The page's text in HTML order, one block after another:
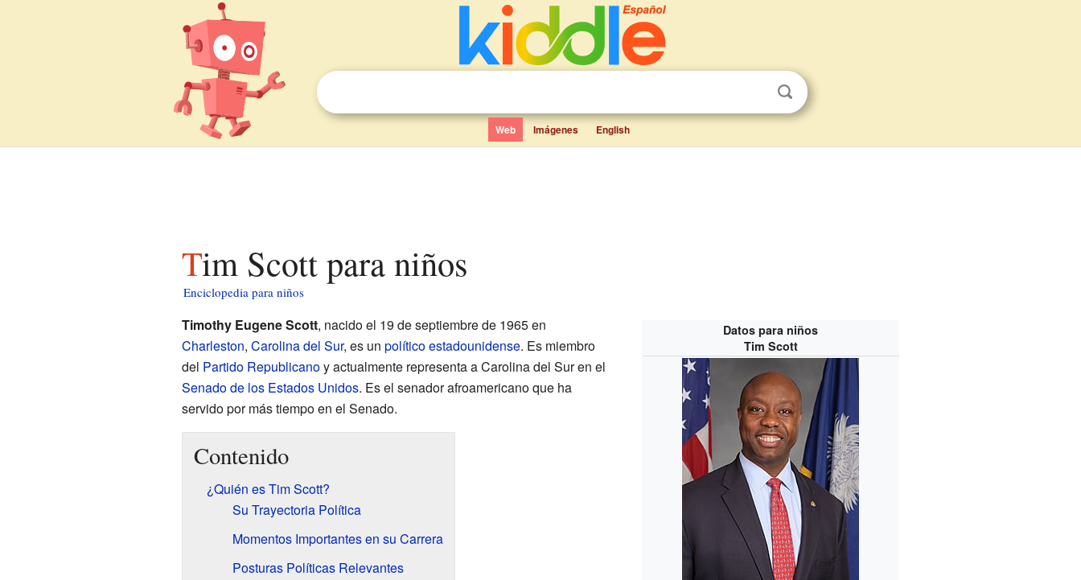
Web Imágenes English
Tim Scott para niños
Enciclopedia para niños
Datos para niños
Tim Scott
Timothy Eugene Scott, nacido el 19 de septiembre de 1965 en
Charleston, Carolina del Sur, es un políticoestadounidense. Es miembro
del Partido Republicanoy actualmente representa a Carolina del Sur en el
Senado de los Estados Unidos. Es el senador afroamericano que ha
servido por más tiempo en el Senado.
Contenido
¿Quién es Tim Scott?
Su Trayectoria Política
Momentos Importantes en su Carrera
Posturas Políticas Relevantes